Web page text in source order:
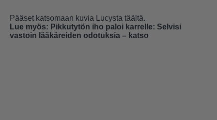
Pääset katsomaan kuvia Lucysta täältä.
Lue myös: Pikkutytön iho paloi karrelle: Selvisi
vastoin lääkäreiden odotuksia – katso